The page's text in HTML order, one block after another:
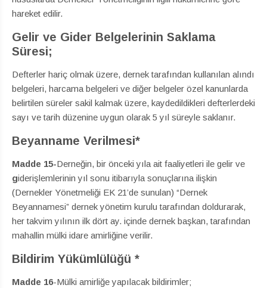
hareket edilir.
Gelir ve Gider Belgelerinin Saklama
Süresi;
Defterler hariç olmak üzere, dernek tarafından kullanılan alındı
belgeleri, harcama belgeleri ve diğer belgeler özel kanunlarda
belirtilen süreler sakil kalmak üzere, kaydedildikleri defterlerdeki
sayı ve tarih düzenine uygun olarak 5 yıl süreyle saklanır.
Beyanname Verilmesi*
Madde 15-Derneğin, bir önceki yıla ait faaliyetleri ile gelir ve
giderişlemlerinin yıl sonu itibarıyla sonuçlarına ilişkin
(Dernekler Yönetmeliği EK 21’de sunulan) “Dernek
Beyannamesi” dernek yönetim kurulu tarafından doldurarak,
her takvim yılının ilk dört ay. içinde dernek başkan, tarafından
mahallin mülki idare amirliğine verilir.
Bildirim Yükümlülüğü *
Madde 16-Mülki amirliğe yapılacak bildirimler;